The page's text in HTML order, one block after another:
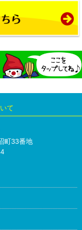
て
町33番地